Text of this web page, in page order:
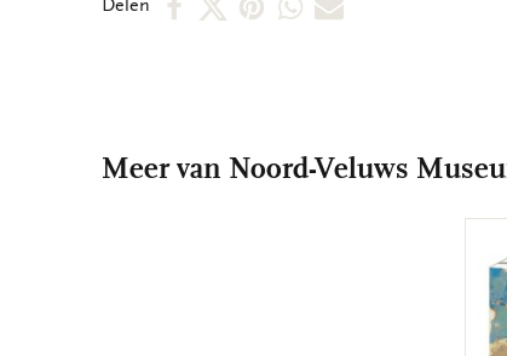
motieven - 240 grms off white papier - Totale
Meer van Noord-Veluws